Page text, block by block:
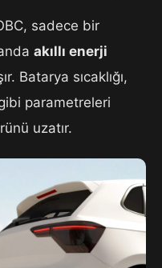
sadece bir
akıllı enerji
Batarya sıcaklığı,
parametreleri
uzatır.